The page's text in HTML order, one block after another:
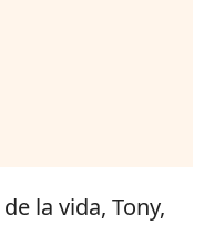
la vida, Tony,